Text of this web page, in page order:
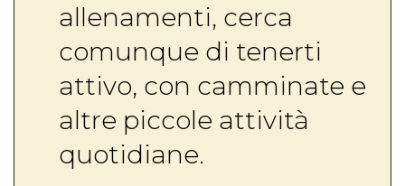
allenamenti, cerca
comunque di tenerti
attivo, con camminate e
altre piccole attività
quotidiane.